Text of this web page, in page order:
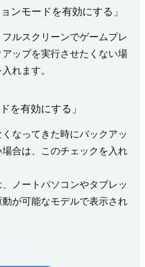
ンモードを有効にする」
ルスクリーンでゲームプレ
ップを実行させたくない場
れます。
を有効にする」
なってきた時にバックアッ
合は、このチェックを入れ
ノートパソコンやタブレッ
動が可能なモデルで表示され